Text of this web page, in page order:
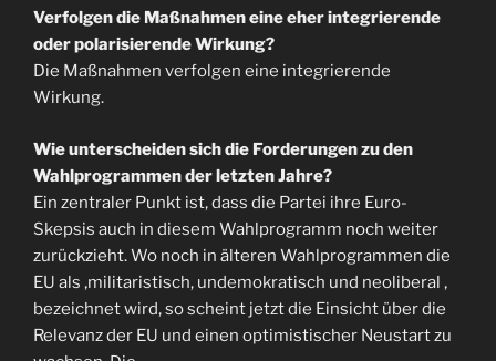
Verfolgen die Maßnahmen eine eher integrierende
oder polarisierende Wirkung?
Die Maßnahmen verfolgen eine integrierende
Wirkung.
Wie unterscheiden sich die Forderungen zu den
Wahlprogrammen der letzten Jahre?
Ein zentraler Punkt ist, dass die Partei ihre Euro-
Skepsis auch in diesem Wahlprogramm noch weiter
zurückzieht. Wo noch in älteren Wahlprogrammen die
EU als ‚militaristisch, undemokratisch und neoliberal ‚
bezeichnet wird, so scheint jetzt die Einsicht über die
Relevanz der EU und einen optimistischer Neustart zu